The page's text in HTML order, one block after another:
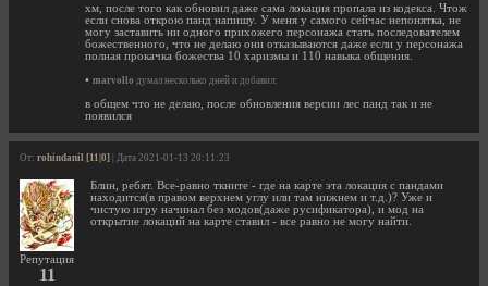
хм, после того как обновил даже сама локация пропала из кодекса. Чтож
если снова открою панд напишу. У меня у самого сейчас непонятка, не
могу заставить ни одного прихожего персонажа стать последователем
божественного, что не делаю они отказываются даже если у персонажа
полная прокачка божества 10 харизмы и 110 навыка общения.
• marvollo думал несколько дней и добавил:
в общем что не делаю, после обновления версии лес панд так и не
появился
От: rohindanil [11|0] | Дата 2021-01-13 20:11:23
Репутация
11
Блин, ребят. Все-равно ткните - где на карте эта локация с пандами
находится(в правом верхнем углу или там нижнем и т.д.)? Уже и
чистую игру начинал без модов(даже русификатора), и мод на
открытие локаций на карте ставил - все равно не могу найти.